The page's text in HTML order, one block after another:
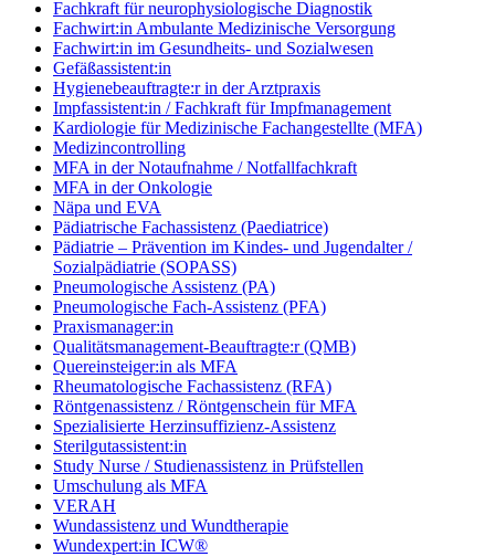
Fachkraft für neurophysiologische Diagnostik
Fachwirt:in Ambulante Medizinische Versorgung
Fachwirt:in im Gesundheits- und Sozialwesen
Gefäßassistent:in
Hygienebeauftragte:r in der Arztpraxis
Impfassistent:in / Fachkraft für Impfmanagement
Kardiologie für Medizinische Fachangestellte (MFA)
Medizincontrolling
MFA in der Notaufnahme / Notfallfachkraft
MFA in der Onkologie
Näpa und EVA
Pädiatrische Fachassistenz (Paediatrice)
Pädiatrie – Prävention im Kindes- und Jugendalter /
Sozialpädiatrie (SOPASS)
Pneumologische Assistenz (PA)
Pneumologische Fach-Assistenz (PFA)
Praxismanager:in
Qualitätsmanagement-Beauftragte:r (QMB)
Quereinsteiger:in als MFA
Rheumatologische Fachassistenz (RFA)
Röntgenassistenz / Röntgenschein für MFA
Spezialisierte Herzinsuffizienz-Assistenz
Sterilgutassistent:in
Study Nurse / Studienassistenz in Prüfstellen
Umschulung als MFA
VERAH
Wundassistenz und Wundtherapie
Wundexpert:in ICW®